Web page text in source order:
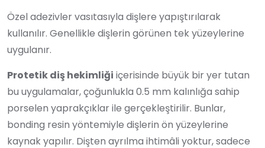
Özel adezivler vasıtasıyla dişlere yapıştırılarak
kullanılır. Genellikle dişlerin görünen tek yüzeylerine
uygulanır.
Protetik diş hekimliği içerisinde büyük bir yer tutan
bu uygulamalar, çoğunlukla 0.5 mm kalınlığa sahip
porselen yaprakçıklar ile gerçekleştirilir. Bunlar,
bonding resin yöntemiyle dişlerin ön yüzeylerine
kaynak yapılır. Dişten ayrılma ihtimâli yoktur, sadece